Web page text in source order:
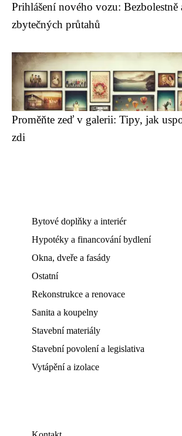
Prihlášení nového vozu: Bezbolestně
zbytečných průtahů
Proměňte zeď v galerii: Tipy, jak
zdi
Bytové doplňky a interiér
Hypotéky a financování bydlení
Okna, dveře a fasády
Ostatní
Rekonstrukce a renovace
Sanita a koupelny
Stavební materiály
Stavební povolení a legislativa
Vytápění a izolace